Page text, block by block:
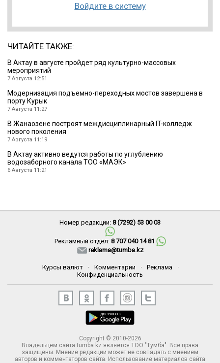
Войдите в систему
ЧИТАЙТЕ ТАКЖЕ:
В Актау в августе пройдет ряд культурно-массовых
мероприятий
7 Августа 12:51
Модернизация подъемно-переходных мостов завершена в
порту Курык
7 Августа 11:27
В Жанаозене построят междисциплинарный IT-колледж
нового поколения
7 Августа 11:19
В Актау активно ведутся работы по углублению
водозаборного канала ТОО «МАЭК»
6 Августа 11:21
Номер редакции: 8 (7292) 53 00 03
Рекламный отдел: 8 707 040 14 81
reklama@tumba.kz
Курсы валют · Комментарии · Реклама
·
Конфиденциальность
Copyright © 2010-2026
Владельцем сайта tumba.kz является ТОО "Тумба". Все права
защищены. Мнение редакции может не совпадать с мнением
авторов и комментаторов сайта. Использование материалов сайта